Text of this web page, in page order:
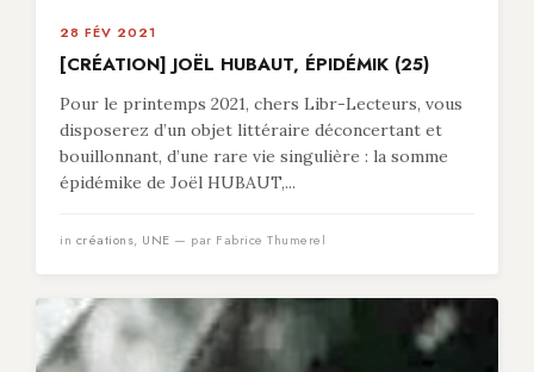
28 FÉV 2021
[CRÉATION] JOËL HUBAUT, ÉPIDÉMIK (25)
Pour le printemps 2021, chers Libr-Lecteurs, vous
disposerez d’un objet littéraire déconcertant et
bouillonnant, d’une rare vie singulière : la somme
épidémike de Joël HUBAUT,...
in créations, UNE — par Fabrice Thumerel